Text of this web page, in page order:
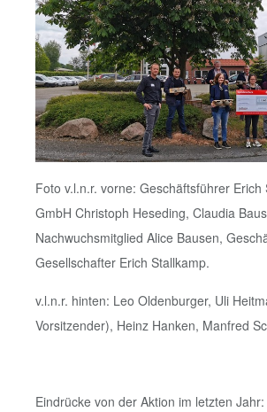
Foto v.l.n.r. vorne: Geschäftsführer Erich
GmbH Christoph Heseding, Claudia
Nachwuchsmitglied Alice Bausen,
Gesellschafter Erich Stallkamp.
v.l.n.r. hinten: Leo Oldenburger, Uli
Vorsitzender), Heinz Hanken, Manfred
Eindrücke von der Aktion im letzten Jahr: